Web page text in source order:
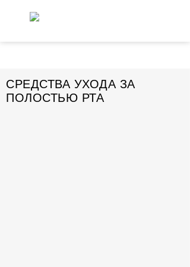
СРЕДСТВА УХОДА ЗА
ПОЛОСТЬЮ РТА